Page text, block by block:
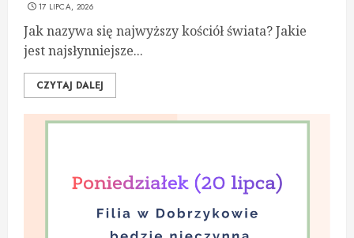
17 LIPCA, 2026
Jak nazywa się najwyższy kościół świata? Jakie
jest najsłynniejsze...
CZYTAJ DALEJ